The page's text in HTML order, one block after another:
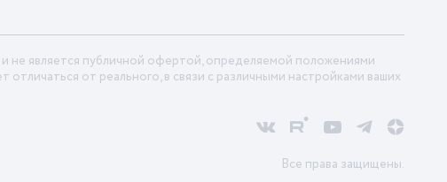
является публичной офертой, определяемой положениями
от реального, в связи с различными настройками ваших
Все права защищены.